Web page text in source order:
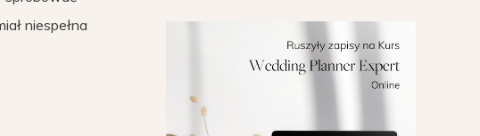
niespełna